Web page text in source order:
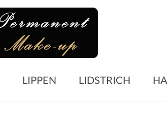
Microblading
LIPPEN LIDSTRICH